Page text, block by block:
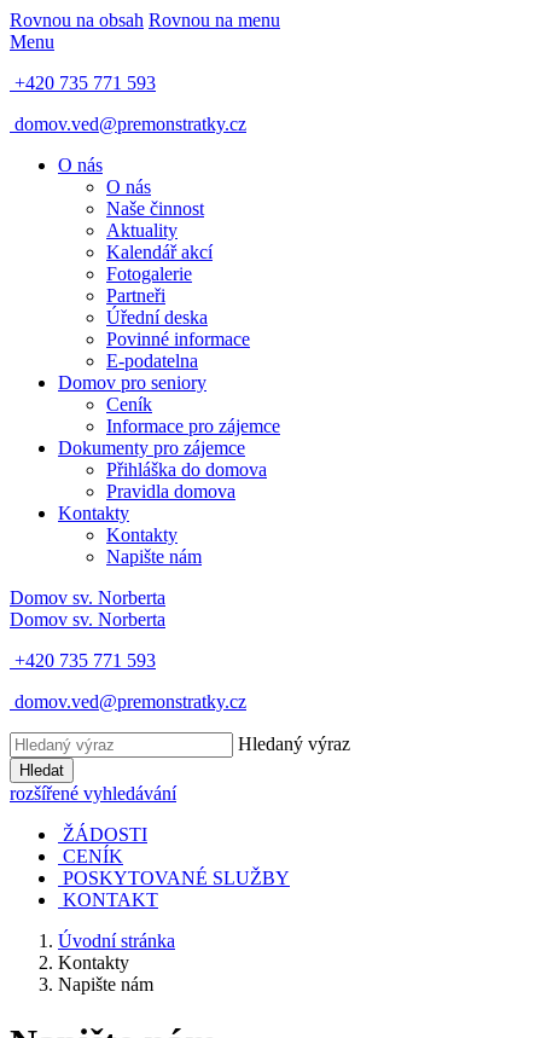
Rovnou na obsah Rovnou na menu
Menu
+420 735 771 593
domov.ved@premonstratky.cz
O nás
O nás
Naše činnost
Aktuality
Kalendář akcí
Fotogalerie
Partneři
Úřední deska
Povinné informace
E-podatelna
Domov pro seniory
Ceník
Informace pro zájemce
Dokumenty pro zájemce
Přihláška do domova
Pravidla domova
Kontakty
Kontakty
Napište nám
Domov sv. Norberta
Domov sv. Norberta
+420 735 771 593
domov.ved@premonstratky.cz
Hledaný výraz
Hledat
rozšířené vyhledávání
ŽÁDOSTI
CENÍK
POSKYTOVANÉ SLUŽBY
KONTAKT
Úvodní stránka
Kontakty
Napište nám